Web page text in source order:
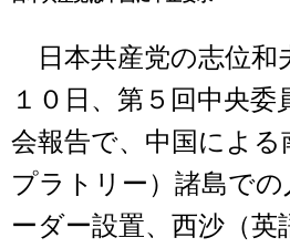
日本共産党の志位和
１０日、第５回中央委
会報告で、中国による
プラトリー）諸島で
ーダー設置、西沙（英